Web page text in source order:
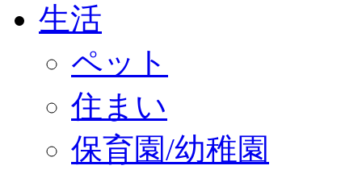
生活
ペット
住まい
保育園/幼稚園